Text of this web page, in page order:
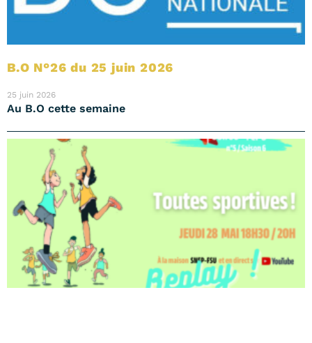
B.O N°26 du 25 juin 2026
25 juin 2026
Au B.O cette semaine